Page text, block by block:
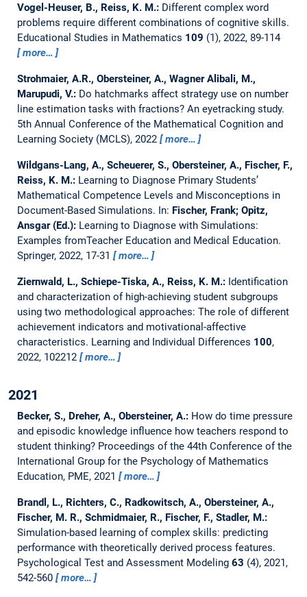
Vogel-Heuser, B., Reiss, K. M.: Different complex word
problems require different combinations of cognitive skills.
Educational Studies in Mathematics 109 (1), 2022, 89-114
more…
Strohmaier, A.R., Obersteiner, A., Wagner Alibali, M.,
Marupudi, V.: Do hatchmarks affect strategy use on number
line estimation tasks with fractions? An eyetracking study.
5th Annual Conference of the Mathematical Cognition and
Learning Society (MCLS), 2022
more…
Wildgans-Lang, A., Scheuerer, S., Obersteiner, A., Fischer, F.,
Reiss, K. M.: Learning to Diagnose Primary Students’
Mathematical Competence Levels and Misconceptions in
Document-Based Simulations. In: Fischer, Frank; Opitz,
Ansgar (Ed.): Learning to Diagnose with Simulations:
Examples from­Teacher Education and Medical Education.
Springer, 2022, 17-31
more…
Ziernwald, L., Schiepe-Tiska, A., Reiss, K. M.: Identification
and characterization of high-achieving student subgroups
using two methodological approaches: The role of different
achievement indicators and motivational-affective
characteristics. Learning and Individual Differences 100,
2022, 102212
more…
2021
Becker, S., Dreher, A., Obersteiner, A.: How do time pressure
and episodic knowledge influence how teachers respond to
student thinking? Proceedings of the 44th Conference of the
International Group for the Psychology of Mathematics
Education, PME, 2021
more…
Brandl, L., Richters, C., Radkowitsch, A., Obersteiner, A.,
Fischer, M. R., Schmidmaier, R., Fischer, F., Stadler, M.:
Simulation-based learning of complex skills: predicting
performance with theoretically derived process features.
Psychological Test and Assessment Modeling 63 (4), 2021,
542-560
more…